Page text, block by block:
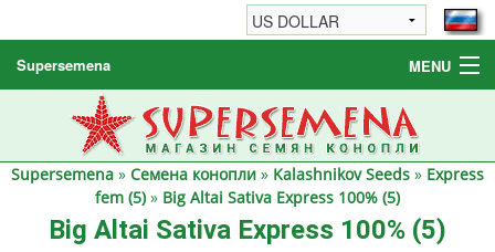
Supersemena MENU
Семена конопли
Другие товары
Как заказать / FAQ
Supersemena » Семена конопли » Kalashnikov Seeds » Express
fem (5)» Big Altai Sativa Express 100% (5)
Big Altai Sativa Express 100% (5)